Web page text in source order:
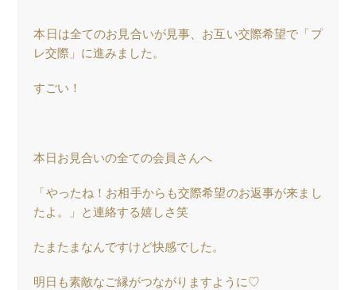
本日は全てのお見合いが見事、お互い交際希望で「プ
レ交際」に進みました。
すごい！
本日お見合いの全ての会員さんへ
「やったね！お相手からも交際希望のお返事が来まし
たよ。」と連絡する嬉しさ笑
たまたまなんですけど快感でした。
明日も素敵なご縁がつながりますように♡